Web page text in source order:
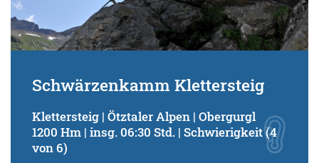
Schwärzenkamm Klettersteig
Klettersteig | Ötztaler Alpen | Obergurgl
1200 Hm | insg. 06:30 Std. | Schwierigkeit (4
von 6)